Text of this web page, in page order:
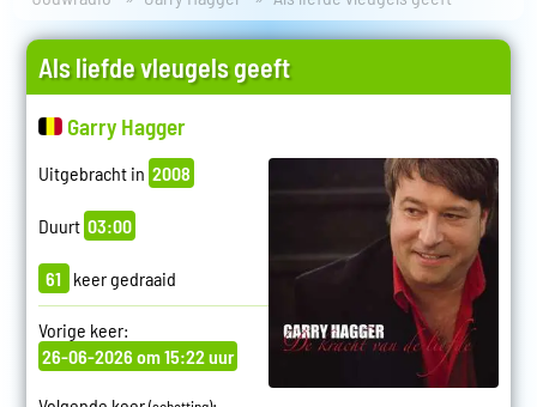
Als liefde vleugels geeft
Garry Hagger
Uitgebracht in 2008
Duurt 03:00
61 keer gedraaid
Vorige keer:
26-06-2026 om 15:22 uur